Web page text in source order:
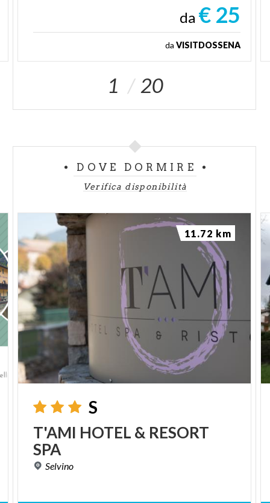
da € 25
da VISITDOSSENA
1 20
DOVE DORMIRE
Verifica disponibilità
S
T'AMI HOTEL & RESORT
SPA
Selvino
11.72 km